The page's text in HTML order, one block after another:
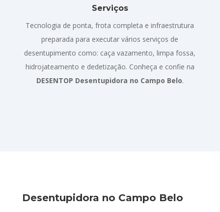
Serviços
Tecnologia de ponta, frota completa e infraestrutura
preparada para executar vários serviços de
desentupimento como: caça vazamento, limpa fossa,
hidrojateamento e dedetização. Conheça e confie na
DESENTOP Desentupidora no Campo Belo.
Desentupidora no Campo Belo